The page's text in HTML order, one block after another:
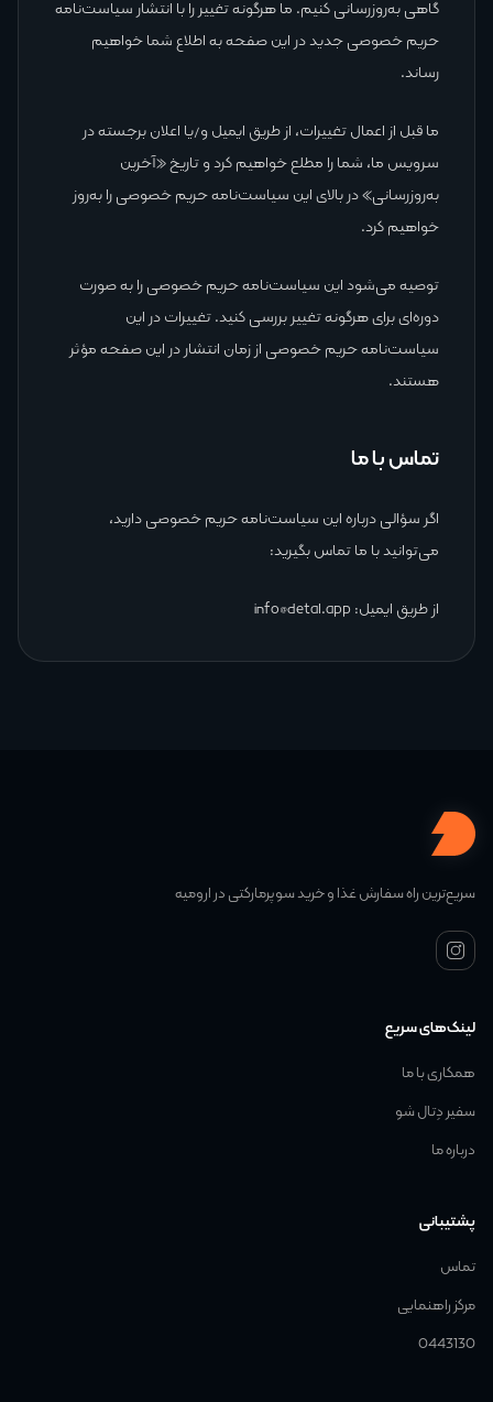
گاهی به‌روزرسانی کنیم. ما هرگونه تغییر را با انتشار سیاست‌نامه
حریم خصوصی جدید در این صفحه به اطلاع شما خواهیم
رساند.
ما قبل از اعمال تغییرات، از طریق ایمیل و/یا اعلان برجسته در
سرویس ما، شما را مطلع خواهیم کرد و تاریخ «آخرین
به‌روزرسانی» در بالای این سیاست‌نامه حریم خصوصی را به‌روز
خواهیم کرد.
توصیه می‌شود این سیاست‌نامه حریم خصوصی را به صورت
دوره‌ای برای هرگونه تغییر بررسی کنید. تغییرات در این
سیاست‌نامه حریم خصوصی از زمان انتشار در این صفحه مؤثر
هستند.
تماس با ما
اگر سؤالی درباره این سیاست‌نامه حریم خصوصی دارید،
می‌توانید با ما تماس بگیرید:
از طریق ایمیل: info@detal.app
سریع‌ترین راه سفارش غذا و خرید سوپرمارکتی در ارومیه
لینک‌های سریع
همکاری با ما
سفیر دِتال شو
درباره ما
پشتیبانی
تماس
مرکز راهنمایی
0443130